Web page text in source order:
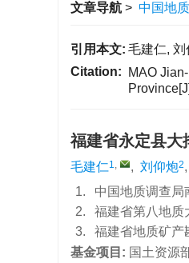
文章导航 > 中国地
引用本文: 毛建仁,
Citation:
MAO
福建省永定县大
毛建仁1, , 刘仰炮2,
1.
中国地质调查局
2.
福建省第八地质
3.
福建省地质矿产
基金项目: 国土资源